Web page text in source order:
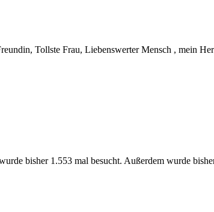
Tollste Frau, Liebenswerter Mensch , mein
bisher 1.553 mal besucht. Außerdem wurde